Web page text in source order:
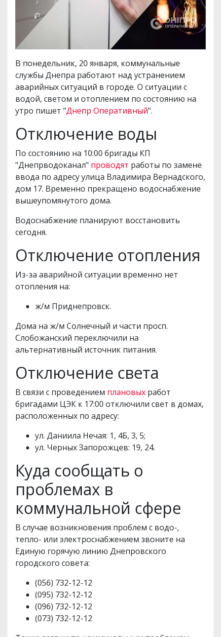
В понедельник, 20 января, коммунальные
службы Днепра работают над устранением
аварийных ситуаций в городе. О ситуации с
водой, светом и отоплением по состоянию на
утро пишет "Днепр Оперативный".
Отключение воды
По состоянию на 10:00 бригады КП
"Днепрводоканал" проводят работы по замене
ввода по адресу улица Владимира Вернадского,
дом 17. Временно прекращено водоснабжение
вышеупомянутого дома.
Водоснабжение планируют восстановить
сегодня.
Отключение отопления
Из-за аварийной ситуации временно нет
отопления на:
ж/м Приднепровск.
Дома на ж/м Солнечный и части просп.
Слобожанский переключили на
альтернативный источник питания.
Отключение света
В связи с проведением плановых работ
бригадами ЦЭК к 17:00 отключили свет в домах,
расположенных по адресу:
ул. Даниила Нечая: 1, 4Б, 3, 5;
ул. Черных Запорожцев: 19, 24.
Куда сообщать о
проблемах в
коммунальной сфере
В случае возникновения проблем с водо-,
тепло- или электроснабжением звоните на
Единую горячую линию Днепровского
городского совета:
(056) 732-12-12
(095) 732-12-12
(096) 732-12-12
(073) 732-12-12